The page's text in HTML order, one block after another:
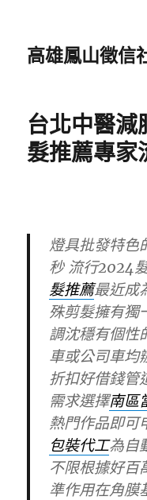
高雄鳳山徵信
台北中醫減
髮推薦專家
燈具批發特色
秒流行2024
髮推薦最近成
殊剪髮擁有獨
調沈穩有個性
車或公司車均
折扣好借錢管
需求選擇南區
熱門作品即可
包裝代工為自
不限根據好百
準作用在角膜